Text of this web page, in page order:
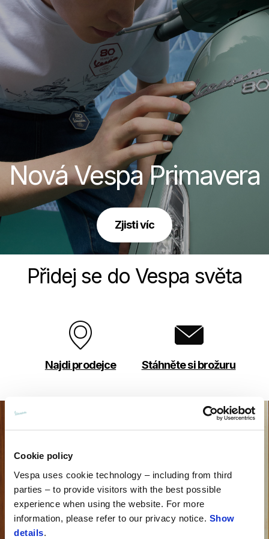
Cookie policy
Vespa uses cookie technology – including from third
parties – to provide visitors with the best possible
experience when using the website. For more
information, please refer to our privacy notice. Show
details
Nová Vespa Primavera
Zjisti víc
Přidej se do Vespa světa
Najdi prodejce Stáhněte si brožuru